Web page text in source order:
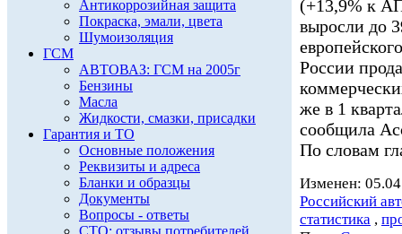
Антикоррозийная защита
Покраска, эмали, цвета
Шумоизоляция
ГСМ
АВТОВАЗ: ГСМ на 2005г
Бензины
Масла
Жидкости, смазки, присадки
Гарантия и ТО
Основные положения
Реквизиты и адреса
Бланки и образцы
Документы
Вопросы - ответы
СТО: отзывы потребителей
(+13,9% к
выросли до
России
же в 1
сообщила
По словам
Изменен:
Российский
статистика ,